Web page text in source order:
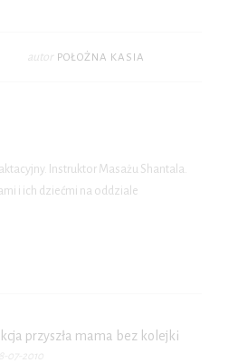
autor POŁOŻNA KASIA
Instruktor Masażu Shantala.
i ich dziećmi na oddziale
przyszła mama bez kolejki
07-2010